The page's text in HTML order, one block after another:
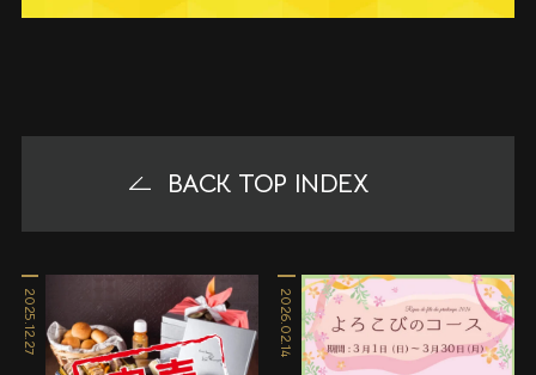
BACK TOP INDEX
2025.12.27 2026.02.14